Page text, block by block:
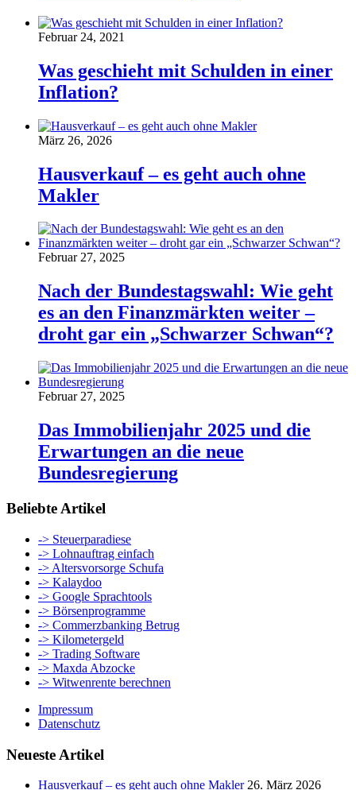
Februar 24, 2021
Was geschieht mit Schulden in einer
Inflation?
März 26, 2026
Hausverkauf – es geht auch ohne
Makler
Februar 27, 2025
Nach der Bundestagswahl: Wie geht
es an den Finanzmärkten weiter –
droht gar ein „Schwarzer Schwan“?
Februar 27, 2025
Das Immobilienjahr 2025 und die
Erwartungen an die neue
Bundesregierung
Beliebte Artikel
-> Steuerparadiese
-> Lohnauftrag einfach
-> Altersvorsorge Schufa
-> Kalaydoo
-> Google Sprachtools
-> Börsenprogramme
-> Commerzbanking Betrug
-> Kilometergeld
-> Trading Software
-> Maxda Abzocke
-> Witwenrente berechnen
Impressum
Datenschutz
Neueste Artikel
Hausverkauf – es geht auch ohne Makler 26. März 2026